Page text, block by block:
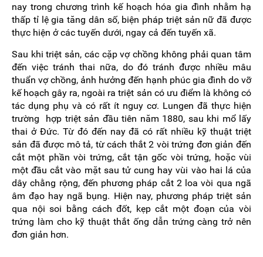
nay trong chương trình kế hoạch hóa gia đình nhằm hạ
thấp tỉ lệ gia tăng dân số, biện pháp triệt sản nữ đã được
thực hiện ở các tuyến dưới, ngay cả đến tuyến xã.
Sau khi triệt sản, các cặp vợ chồng không phải quan tâm
đến việc tránh thai nữa, do đó tránh được nhiều mâu
thuẩn vợ chồng, ảnh hưởng đến hạnh phúc gia đình do vỡ
kế hoạch gây ra, ngoài ra triệt sản có ưu điểm là không có
tác dụng phụ và có rất ít nguy cơ. Lungen đã thực hiện
trường hợp triệt sản đầu tiên năm 1880, sau khi mổ lấy
thai ở Đức. Từ đó đến nay đã có rất nhiều kỹ thuật triệt
sản đã được mô tả, từ cách thắt 2 vòi trứng đơn giản đến
cắt một phần vòi trứng, cắt tận gốc vòi trứng, hoặc vùi
một đầu cắt vào mặt sau tử cung hay vùi vào hai lá của
dây chằng rộng, đến phương pháp cắt 2 loa vòi qua ngã
âm đạo hay ngã bụng. Hiện nay, phương pháp triệt sản
qua nội soi bằng cách đốt, kẹp cắt một đoạn của vòi
trứng làm cho kỹ thuật thắt ống dẫn trứng càng trở nên
đơn giản hơn.